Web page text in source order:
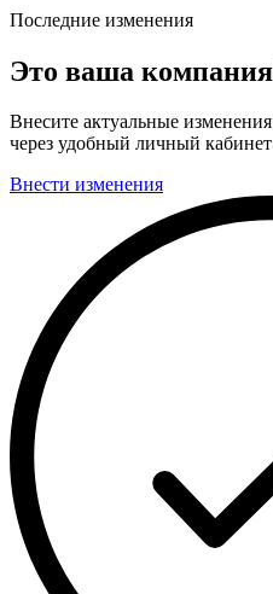
Последние изменения
Это ваша
Внесите актуальные
через удобный личный
Внести изменения